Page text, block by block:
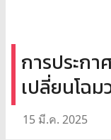
การประก
เปลี่ยนโฉม
15 มี.ค. 2025